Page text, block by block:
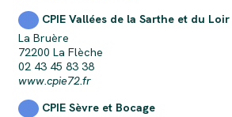
CPIE Vallées de la Sarthe et du Loir
La Bruère
72200 La Flèche
02 43 45 83 38
www.cpie72.fr
CPIE Sèvre et Bocage